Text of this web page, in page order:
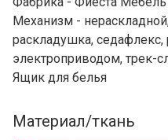
Механизм -
раскладушка, седафлекс,
электроприводом, трек-
Ящик для белья
Материал/ткань